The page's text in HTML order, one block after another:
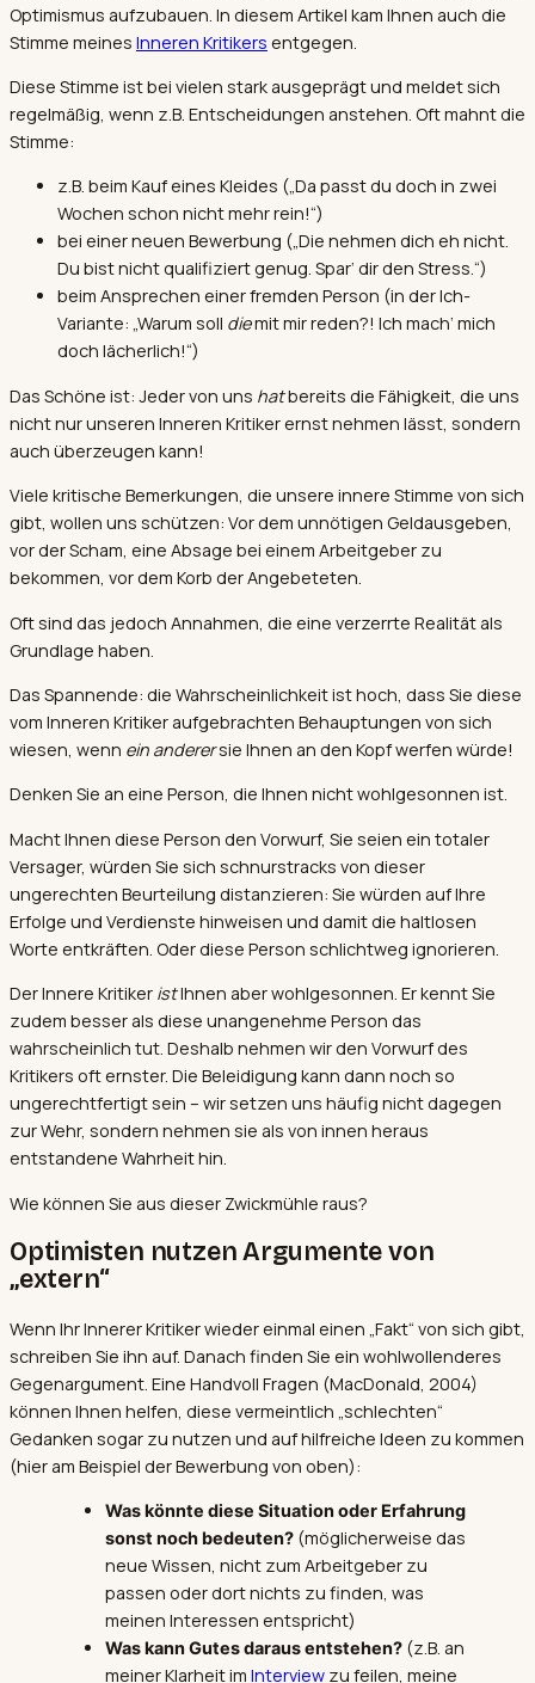
Optimismus aufzubauen. In diesem Artikel kam Ihnen auch die
Stimme meines Inneren Kritikers entgegen.
Diese Stimme ist bei vielen stark ausgeprägt und meldet sich
regelmäßig, wenn z.B. Entscheidungen anstehen. Oft mahnt die
Stimme:
z.B. beim Kauf eines Kleides („Da passt du doch in zwei
Wochen schon nicht mehr rein!“)
bei einer neuen Bewerbung („Die nehmen dich eh nicht.
Du bist nicht qualifiziert genug. Spar‘ dir den Stress.“)
beim Ansprechen einer fremden Person (in der Ich-
Variante: „Warum soll diemit mir reden?! Ich mach‘ mich
doch lächerlich!“)
Das Schöne ist: Jeder von uns hatbereits die Fähigkeit, die uns
nicht nur unseren Inneren Kritiker ernst nehmen lässt, sondern
auch überzeugen kann!
Viele kritische Bemerkungen, die unsere innere Stimme von sich
gibt, wollen uns schützen: Vor dem unnötigen Geldausgeben,
vor der Scham, eine Absage bei einem Arbeitgeber zu
bekommen, vor dem Korb der Angebeteten.
Oft sind das jedoch Annahmen, die eine verzerrte Realität als
Grundlage haben.
Das Spannende: die Wahrscheinlichkeit ist hoch, dass Sie diese
vom Inneren Kritiker aufgebrachten Behauptungen von sich
wiesen, wenn ein anderersie Ihnen an den Kopf werfen würde!
Denken Sie an eine Person, die Ihnen nicht wohlgesonnen ist.
Macht Ihnen diese Person den Vorwurf, Sie seien ein totaler
Versager, würden Sie sich schnurstracks von dieser
ungerechten Beurteilung distanzieren: Sie würden auf Ihre
Erfolge und Verdienste hinweisen und damit die haltlosen
Worte entkräften. Oder diese Person schlichtweg ignorieren.
Der Innere Kritiker istIhnen aber wohlgesonnen. Er kennt Sie
zudem besser als diese unangenehme Person das
wahrscheinlich tut. Deshalb nehmen wir den Vorwurf des
Kritikers oft ernster. Die Beleidigung kann dann noch so
ungerechtfertigt sein – wir setzen uns häufig nicht dagegen
zur Wehr, sondern nehmen sie als von innen heraus
entstandene Wahrheit hin.
Wie können Sie aus dieser Zwickmühle raus?
Optimisten nutzen Argumente von
„extern“
Wenn Ihr Innerer Kritiker wieder einmal einen „Fakt“ von sich gibt,
schreiben Sie ihn auf. Danach finden Sie ein wohlwollenderes
Gegenargument. Eine Handvoll Fragen (MacDonald, 2004)
können Ihnen helfen, diese vermeintlich „schlechten“
Gedanken sogar zu nutzen und auf hilfreiche Ideen zu kommen
(hier am Beispiel der Bewerbung von oben):
Was könnte diese Situation oder Erfahrung
sonst noch bedeuten? (möglicherweise das
neue Wissen, nicht zum Arbeitgeber zu
passen oder dort nichts zu finden, was
meinen Interessen entspricht)
Was kann Gutes daraus entstehen? (z.B. an
meiner Klarheit im Interview zu feilen, meine